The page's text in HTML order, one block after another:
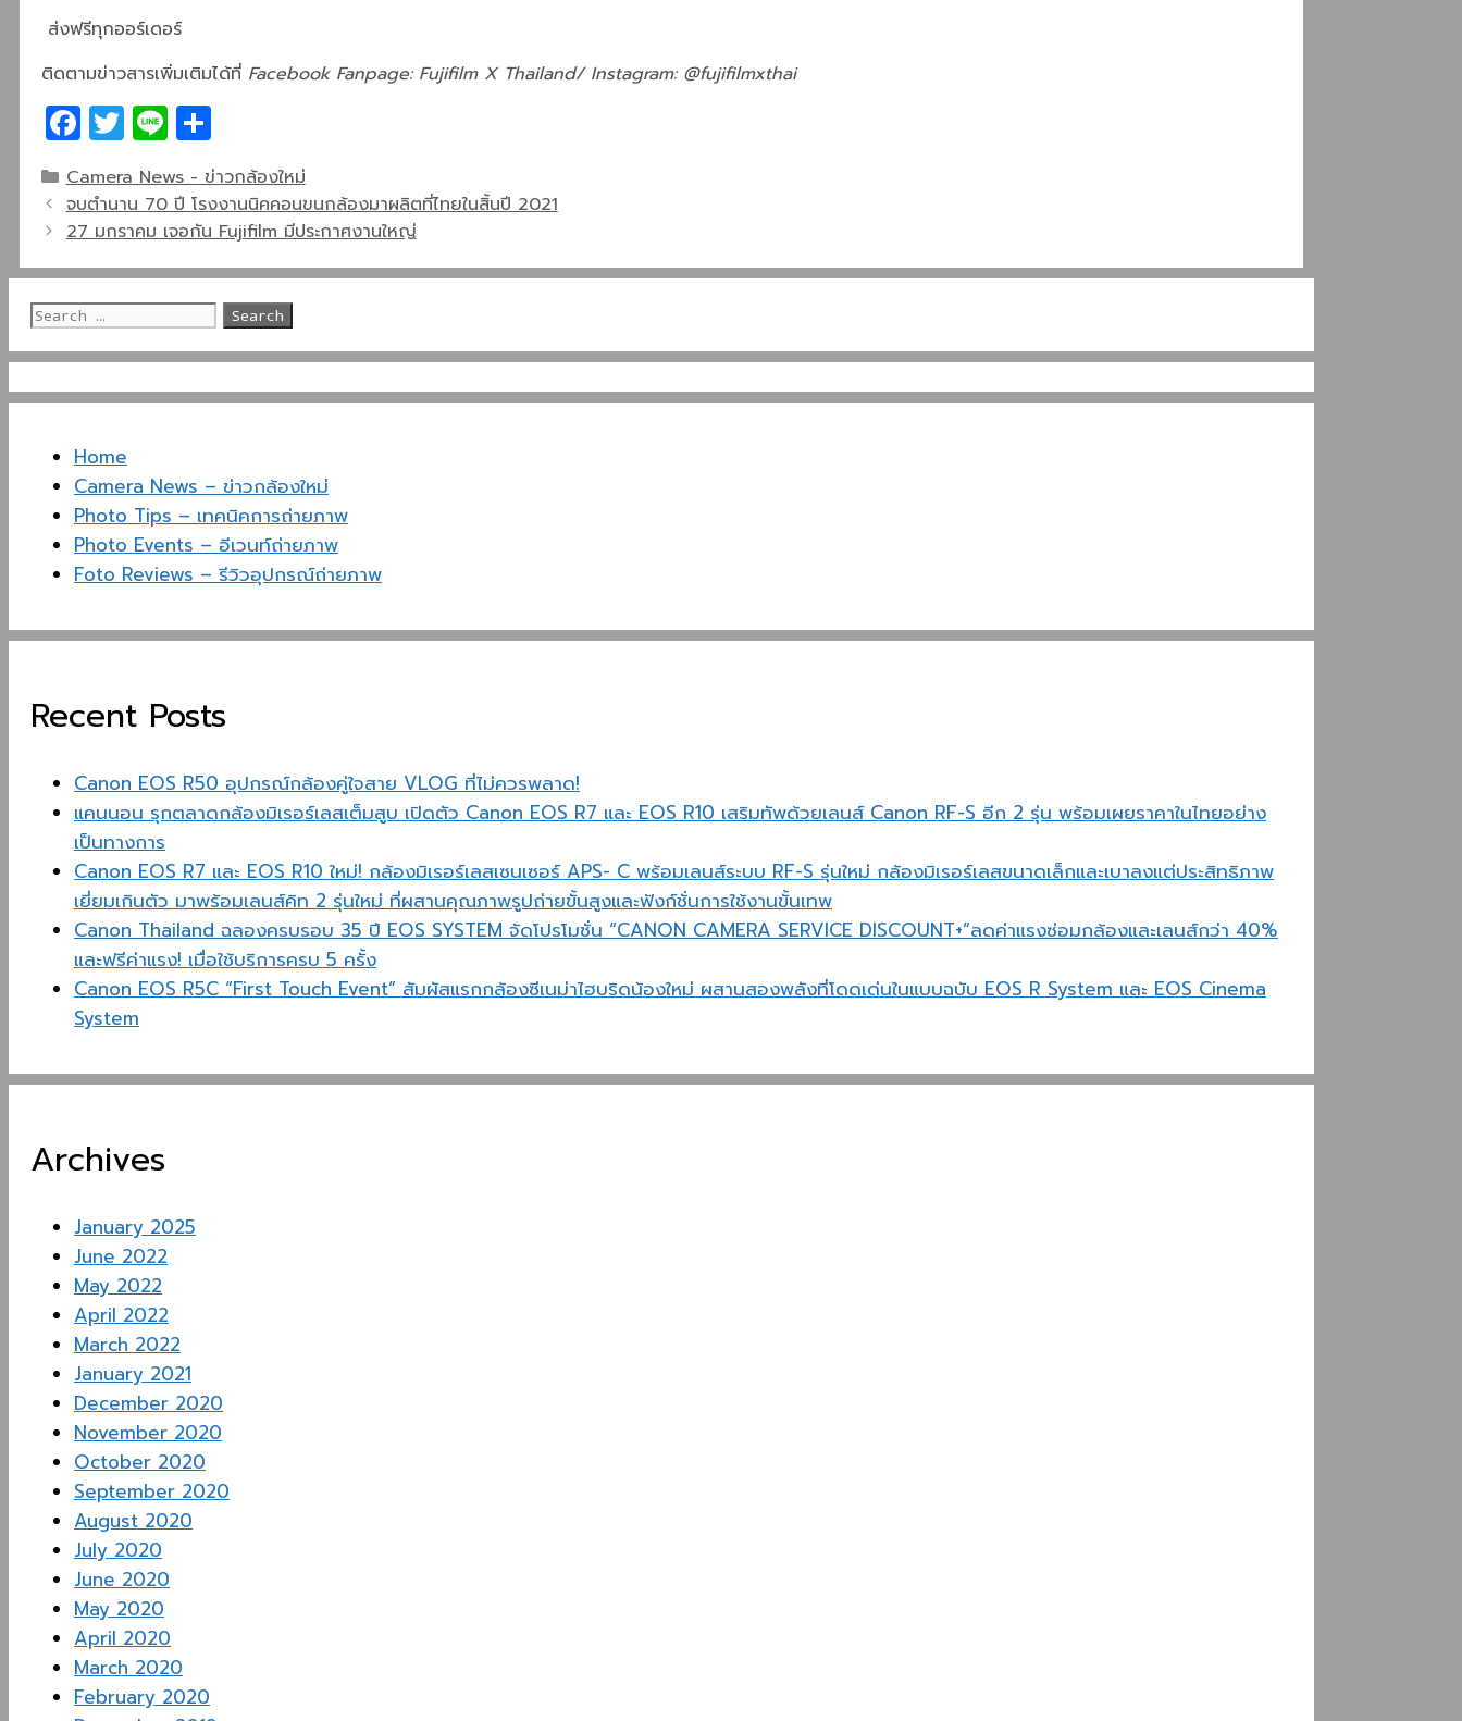
ส่งฟรีทุกออร์เดอร์
ติดตามข่าวสารเพิ่มเติมได้ที่ Facebook Fanpage: Fujifilm X Thailand/ Instagram: @fujifilmxthai
Facebook
Twitter
Line
Categories
Camera News - ข่าวกล้องใหม่
จบตำนาน 70 ปี โรงงานนิคคอนขนกล้องมาผลิตที่ไทยในสิ้นปี 2021
27 มกราคม เจอกัน Fujifilm มีประกาศงานใหญ่
Search
Home
Camera News – ข่าวกล้องใหม่
Photo Tips – เทคนิคการถ่ายภาพ
Photo Events – อีเวนท์ถ่ายภาพ
Foto Reviews – รีวิวอุปกรณ์ถ่ายภาพ
Recent Posts
Canon EOS R50 อุปกรณ์กล้องคู่ใจสาย VLOG ที่ไม่ควรพลาด!
แคนนอน รุกตลาดกล้องมิเรอร์เลสเต็มสูบ เปิดตัว Canon EOS R7 และ EOS R10 เสริมทัพด้วยเลนส์ Canon RF-S อีก 2 รุ่น พร้อมเผยราคาในไทยอย่าง
เป็นทางการ
Canon EOS R7 และ EOS R10 ใหม่! กล้องมิเรอร์เลสเซนเซอร์ APS- C พร้อมเลนส์ระบบ RF-S รุ่นใหม่ กล้องมิเรอร์เลสขนาดเล็กและเบาลงแต่ประสิทธิภาพ
เยี่ยมเกินตัว มาพร้อมเลนส์คิท 2 รุ่นใหม่ ที่ผสานคุณภาพรูปถ่ายขั้นสูงและฟังก์ชั่นการใช้งานขั้นเทพ
Canon Thailand ฉลองครบรอบ 35 ปี EOS SYSTEM จัดโปรโมชั่น “CANON CAMERA SERVICE DISCOUNT+”ลดค่าแรงซ่อมกล้องและเลนส์กว่า 40%
และฟรีค่าแรง! เมื่อใช้บริการครบ 5 ครั้ง
Canon EOS R5C “First Touch Event” สัมผัสแรกกล้องซีเนม่าไฮบริดน้องใหม่ ผสานสองพลังที่โดดเด่นในแบบฉบับ EOS R System และ EOS Cinema
System
Archives
January 2025
June 2022
May 2022
April 2022
March 2022
January 2021
December 2020
November 2020
October 2020
September 2020
August 2020
July 2020
June 2020
May 2020
April 2020
March 2020
February 2020